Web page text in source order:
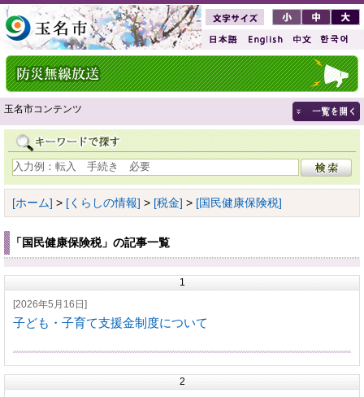
玉名市コンテンツ
[ホーム] > [くらしの情報] > [税金] > [国民健康保険税]
「国民健康保険税」の記事一覧
1
[2026年5月16日]
子ども・子育て支援金制度について
2